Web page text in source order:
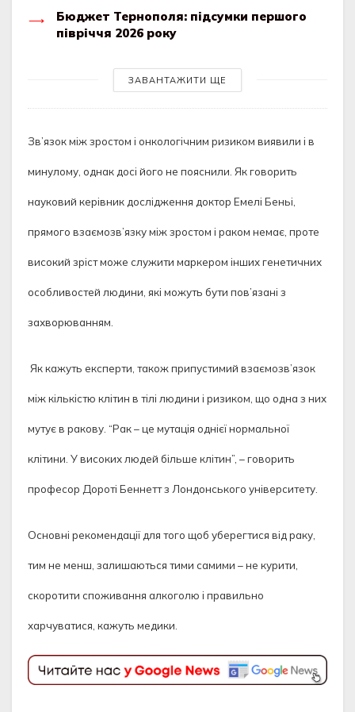
Бюджет Тернополя: підсумки першого
півріччя 2026 року
ЗАВАНТАЖИТИ ЩЕ
Зв’язок між зростом і онкологічним ризиком виявили і в
минулому, однак досі його не пояснили. Як говорить
науковий керівник дослідження доктор Емелі Беньі,
прямого взаємозв’язку між зростом і раком немає, проте
високий зріст може служити маркером інших генетичних
особливостей людини, які можуть бути пов’язані з
захворюванням.
Як кажуть експерти, також припустимий взаємозв’язок
між кількістю клітин в тілі людини і ризиком, що одна з них
мутує в ракову. “Рак – це мутація однієї нормальної
клітини. У високих людей більше клітин”, – говорить
професор Дороті Беннетт з Лондонського університету.
Основні рекомендації для того щоб уберегтися від раку,
тим не менш, залишаються тими самими – не курити,
скоротити споживання алкоголю і правильно
харчуватися, кажуть медики.